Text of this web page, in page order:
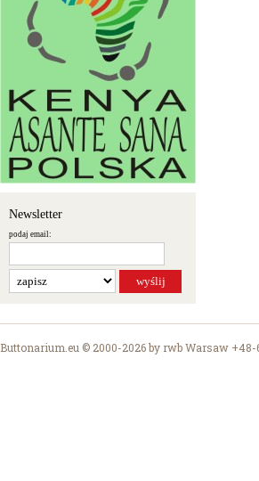
Newsletter
podaj email:
Buttonarium.eu © 2000-2026 by rwb Warsaw +48-